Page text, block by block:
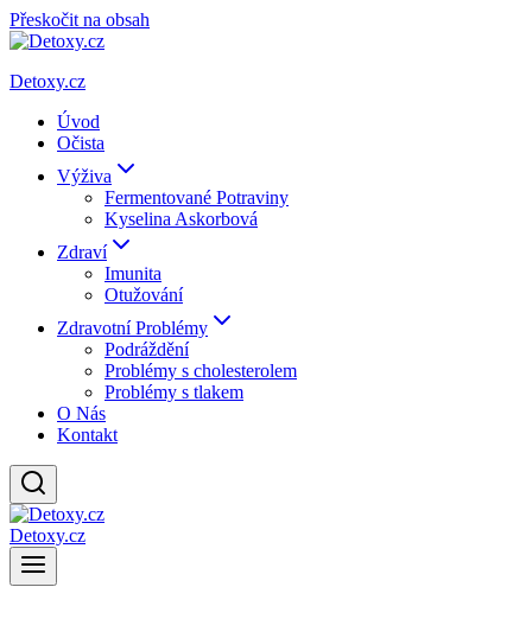
Přeskočit na obsah
Detoxy.cz
Úvod
Očista
Výživa
Fermentované Potraviny
Kyselina Askorbová
Zdraví
Imunita
Otužování
Zdravotní Problémy
Podráždění
Problémy s cholesterolem
Problémy s tlakem
O Nás
Kontakt
Detoxy.cz